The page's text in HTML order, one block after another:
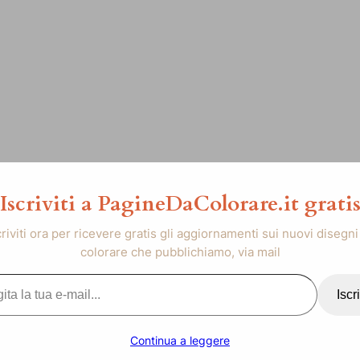
Iscriviti a PagineDaColorare.it gratis
ora per ricevere gratis gli aggiornamenti sui nuovi disegni
colorare che pubblichiamo, via mail
Continua a leggere